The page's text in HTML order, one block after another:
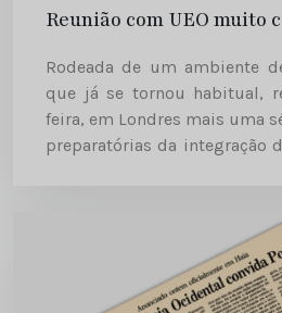
Reunião com UEO muito
Rodeada de um ambiente
que já se tornou habitual,
feira, em Londres mais uma
preparatórias da integração